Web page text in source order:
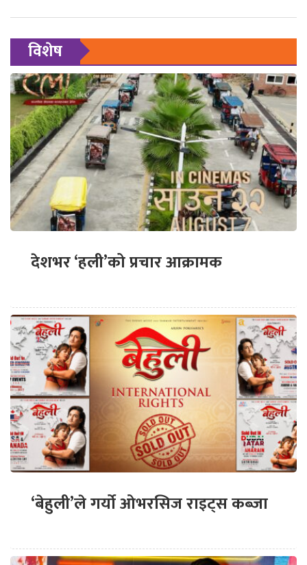
विशेष
देशभर ‘हली’को प्रचार आक्रामक
‘बेहुली’ले गर्यो ओभरसिज राइट्स कब्जा